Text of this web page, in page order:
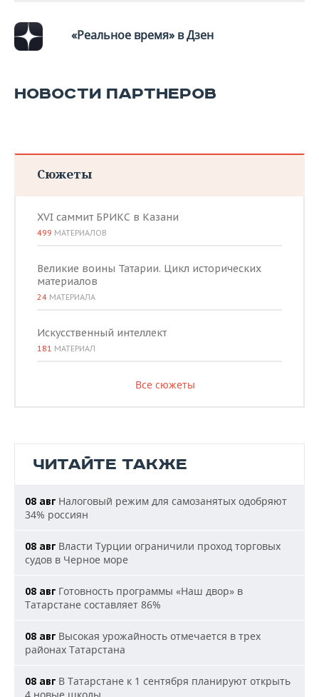
«Реальное время» в Дзен
НОВОСТИ ПАРТНЕРОВ
Сюжеты
XVI саммит БРИКС в Казани
499 МАТЕРИАЛОВ
Великие воины Татарии. Цикл исторических
материалов
24 МАТЕРИАЛА
Искусственный интеллект
181 МАТЕРИАЛ
Все сюжеты
ЧИТАЙТЕ ТАКЖЕ
08 авг Налоговый режим для самозанятых одобряют
34% россиян
08 авг Власти Турции ограничили проход торговых
судов в Черное море
08 авг Готовность программы «Наш двор» в
Татарстане составляет 86%
08 авг Высокая урожайность отмечается в трех
районах Татарстана
08 авг В Татарстане к 1 сентября планируют открыть